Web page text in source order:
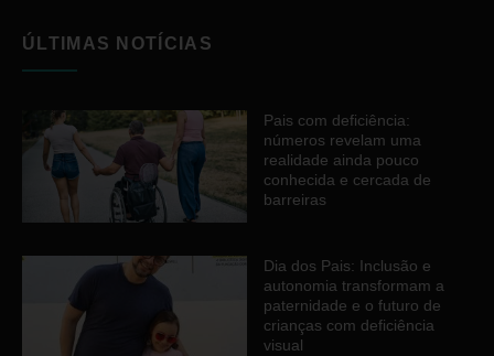
ÚLTIMAS NOTÍCIAS
Pais com deficiência:
números revelam uma
realidade ainda pouco
conhecida e cercada de
barreiras
Dia dos Pais: Inclusão e
autonomia transformam a
paternidade e o futuro de
crianças com deficiência
visual